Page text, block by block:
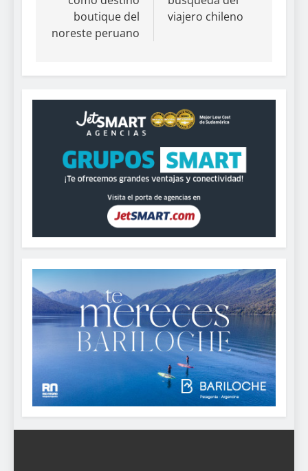
boutique del
noreste peruano
viajero chileno